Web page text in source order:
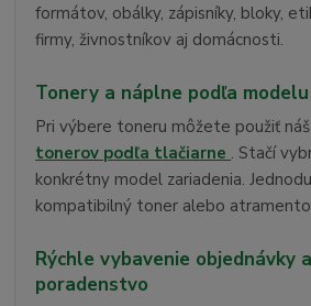
formátov, obálky, zápisníky, bloky,
firmy, živnostníkov aj domácnosti.
Tonery a náplne podľa
Pri výbere toneru môžete použiť
tonerov podľa tlačiarne . Stačí
konkrétny model zariadenia.
kompatibilný toner alebo
Rýchle vybavenie objednávky
poradenstvo